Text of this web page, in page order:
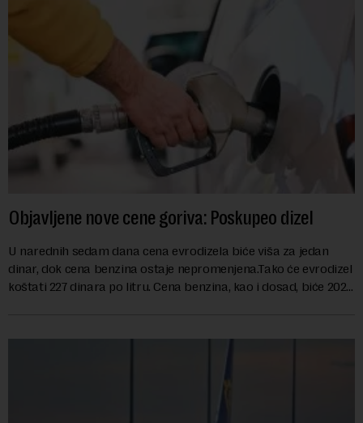
Objavljene nove cene goriva: Poskupeo dizel
U narednih sedam dana cena evrodizela biće viša za jedan
dinar, dok cena benzina ostaje nepromenjena.Tako će evrodizel
koštati 227 dinara po litru. Cena benzina, kao i dosad, biće 202